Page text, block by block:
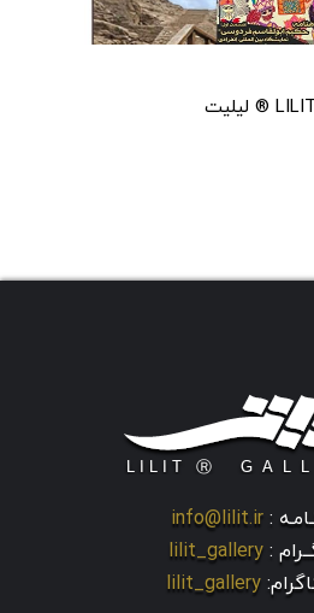
:
info@lilit.ir
:
lilit_gallery
lilit_gallery